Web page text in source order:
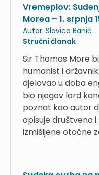
Vremeplov:
Morea – 1. srpnja
Autor: Slavica Banić
Stručni članak
Sir Thomas More
humanist i državnik
djelovao u doba
bio njegov lord
poznat kao autor
opisuje društveno
izmišljene otočne